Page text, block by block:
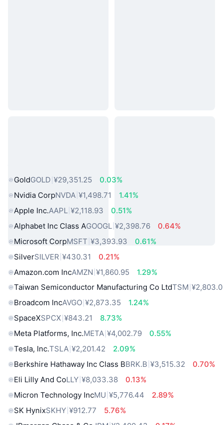
GoldGOLD ¥29,351.25
0.03%
Nvidia CorpNVDA ¥1,498.71
1.41%
Apple Inc.AAPL ¥2,118.93
0.51%
Alphabet Inc Class AGOOGL ¥2,398.76
0.64%
Microsoft CorpMSFT ¥3,393.93
0.61%
SilverSILVER ¥430.31
0.21%
Amazon.com IncAMZN ¥1,860.95
1.29%
Taiwan Semiconductor Manufacturing Co LtdTSM
Broadcom IncAVGO ¥2,873.35
1.24%
SpaceXSPCX ¥843.21
8.73%
Meta Platforms, Inc.META ¥4,002.79
0.55%
Tesla, Inc.TSLA ¥2,201.42
2.09%
Berkshire Hathaway Inc Class BBRK.B ¥3,515.32
0.70%
Eli Lilly And CoLLY ¥8,033.38
0.13%
Micron Technology IncMU ¥5,776.44
2.89%
SK HynixSKHY ¥912.77
5.76%